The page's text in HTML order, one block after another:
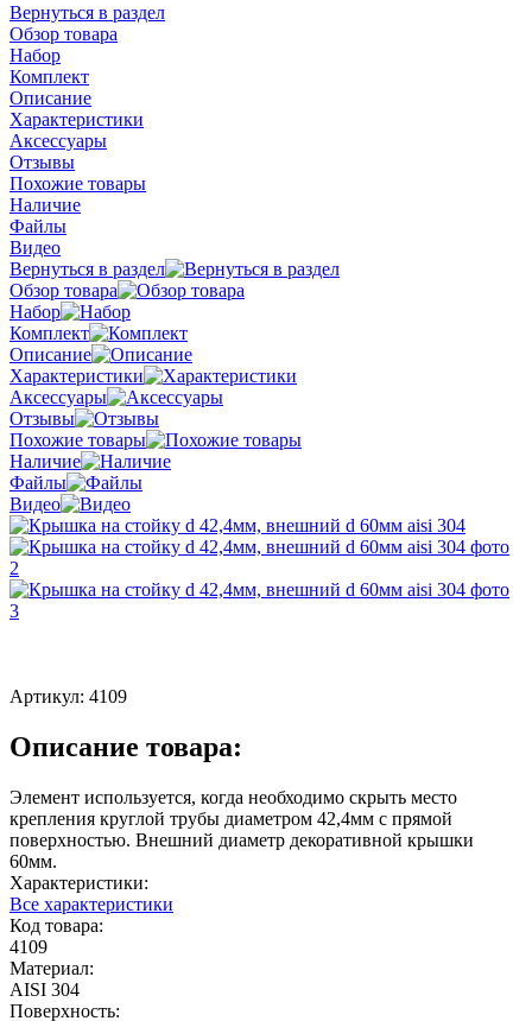
Вернуться в раздел
Обзор товара
Набор
Комплект
Описание
Характеристики
Аксессуары
Отзывы
Похожие товары
Наличие
Файлы
Видео
Вернуться в раздел
Обзор товара
Набор
Комплект
Описание
Характеристики
Аксессуары
Отзывы
Похожие товары
Наличие
Файлы
Видео
Артикул: 4109
Описание товара:
Элемент используется, когда необходимо скрыть место
крепления круглой трубы диаметром 42,4мм с прямой
поверхностью. Внешний диаметр декоративной крышки
60мм.
Характеристики:
Все характеристики
Код товара:
4109
Материал:
AISI 304
Поверхность: